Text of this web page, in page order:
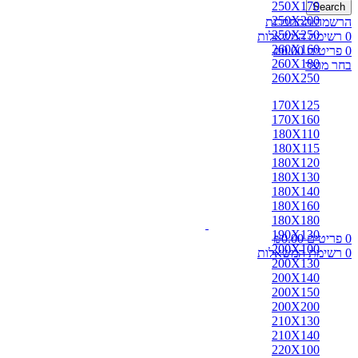
Search
הרשמה/התחברות
0 רשימת המשאלות
0 פריטים ₪0.00
בחר מוצר
0 פריטים ₪0.00
0 רשימת המשאלות
250X170
250X200
250X250
260X160
260X180
260X250
170X125
170X160
180X110
180X115
180X120
180X130
180X140
180X160
180X180
190X130
200X100
200X130
200X140
200X150
200X200
210X130
210X140
220X100